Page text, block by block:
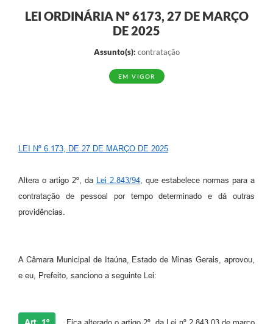
LEI ORDINÁRIA Nº 6173, 27 DE MARÇO
DE 2025
Assunto(s): contratação
EM VIGOR
LEI Nº 6.173, DE 27 DE MARÇO DE 2025
Altera o artigo 2º, da Lei 2.843/94 , que estabelece normas para a
contratação de pessoal por tempo determinado e dá outras
providências.
A Câmara Municipal de Itaúna, Estado de Minas Gerais, aprovou,
e eu, Prefeito, sanciono a seguinte Lei:
Art. 1º